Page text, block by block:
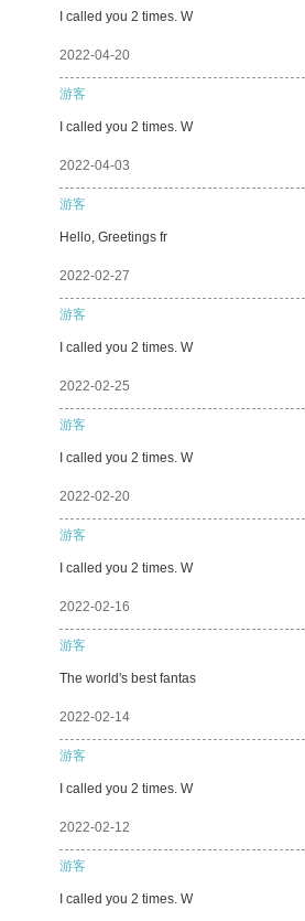
I called you 2 times. W
2022-04-20
游客
I called you 2 times. W
2022-04-03
游客
Hello, Greetings fr
2022-02-27
游客
I called you 2 times. W
2022-02-25
游客
I called you 2 times. W
2022-02-20
游客
I called you 2 times. W
2022-02-16
游客
The world's best fantas
2022-02-14
游客
I called you 2 times. W
2022-02-12
游客
I called you 2 times. W